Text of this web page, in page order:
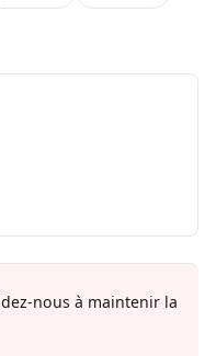
nous à maintenir la